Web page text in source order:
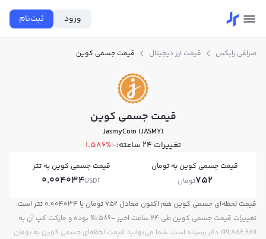
ورود ثبت‌نام
صرافی رابکس قیمت ارز دیجیتال قیمت جسمی کوین
قیمت جسمی کوین
JasmyCoin (JASMY)
تغییرات ۲۴ ساعته: -1.586%
قیمت جسمی کوین به تومان
752تومان
قیمت جسمی کوین به تتر
0.004034USDT
قیمت لحظه‌ای جسمی کوین هم اکنون معادل 752 تومان یا 0.004034 تتر است.
تغییرات قیمت جسمی کوین طی 24 ساعت اخیر -1.586% بوده و مارکت کپ آن به
199,856,689 دلار رسیده است. شما می‌توانید قیمت لحظه‌ای جسمی کوین به تومان